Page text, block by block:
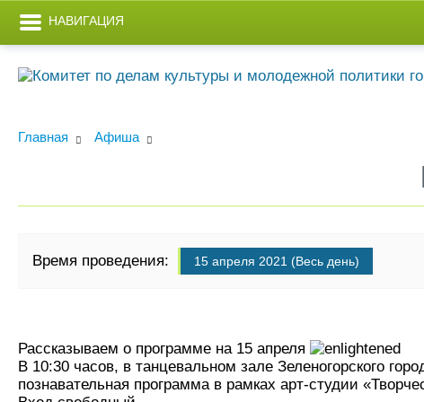
НАВИГАЦИЯ
Главная Афиша
Время проведения: 15 апреля 2021 (Весь день)
Рассказываем о программе на 15 апреля
В 10:30 часов, в танцевальном зале Зеленогорского
познавательная программа в рамках арт-студии